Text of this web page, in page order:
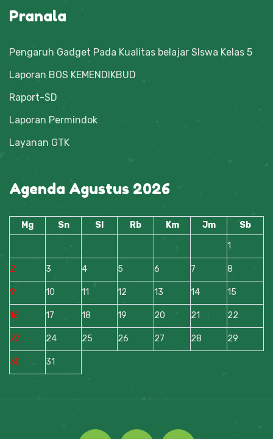
Pranala
Pengaruh Gadget Pada Kualitas belajar SIswa Kelas 5
Laporan BOS KEMENDIKBUD
Raport-SD
Laporan Permindok
Layanan GTK
Agenda Agustus 2026
Mg Sn Sl Rb Km Jm
Sb
1
2 3 4 5 6 7 8
9 10 11 12 13 14 15
16 17 18 19 20 21 22
23 24 25 26 27 28 29
30 31